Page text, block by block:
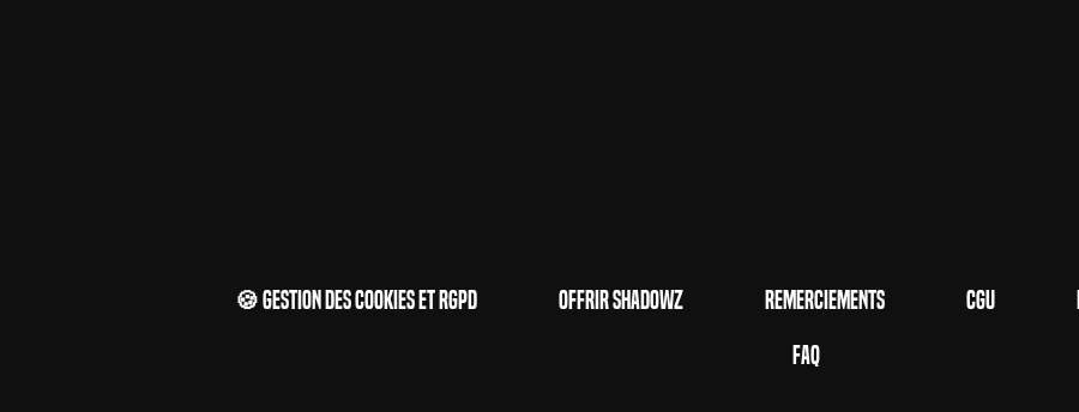
🍪 Gestion des cookies et RGPD Offrir Shadowz Remerciements CGU
FAQ